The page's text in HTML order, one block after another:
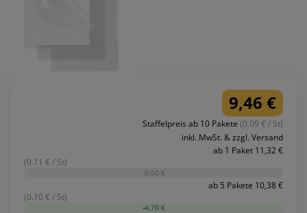
9,46 €
Staffelpreis ab 10 Pakete (0.09 € / St)
inkl. MwSt. & zzgl. Versand
ab 1 Paket 11,32 €
(0.11 € / St)
-0,00 €
ab 5 Pakete 10,38 €
(0.10 € / St)
-4,70 €